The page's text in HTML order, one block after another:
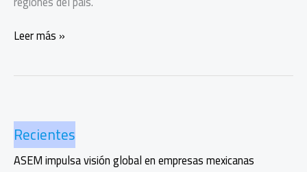
Boston’s
en
la
CDMX
Leer más »
Recientes
ASEM impulsa visión global en empresas mexicanas